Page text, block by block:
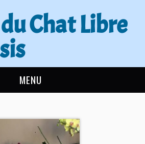
Chat Libre
MENU